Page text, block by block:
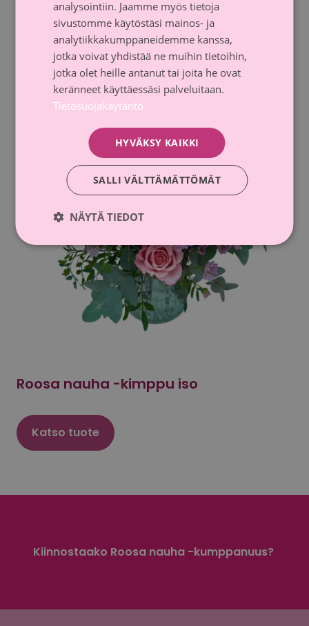
Katso tuote
Roosa nauha -kimppu iso
Katso tuote
Kiinnostaako Roosa nauha -kumppanuus?
analysointiin. Jaamme myös tietoja
sivustomme käytöstäsi mainos- ja
analytiikkakumppaneidemme kanssa,
jotka voivat yhdistää ne muihin tietoihin,
jotka olet heille antanut tai joita he ovat
keränneet käyttäessäsi palveluitaan.
Tietosuojakäytäntö
HYVÄKSY KAIKKI
SALLI VÄLTTÄMÄTTÖMÄT
NÄYTÄ TIEDOT